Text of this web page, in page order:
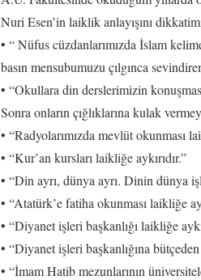
Nuri Esen’in laiklik anlayışını
• “ Nüfus cüzdanlarımızda İslam
basın mensubumuzu çılgınca
• “Okullara din derslerimizin
Sonra onların çığlıklarına kulak
• “Radyolarımızda mevlüt okunması
• “Kur’an kursları laikliğe aykırıdır.”
• “Din ayrı, dünya ayrı. Dinin dünya
• “Atatürk’e fatiha okunması laikliğe
• “Diyanet işleri başkanlığı laikliğe
• “Diyanet işleri başkanlığına
• “İmam Hatib mezunlarının